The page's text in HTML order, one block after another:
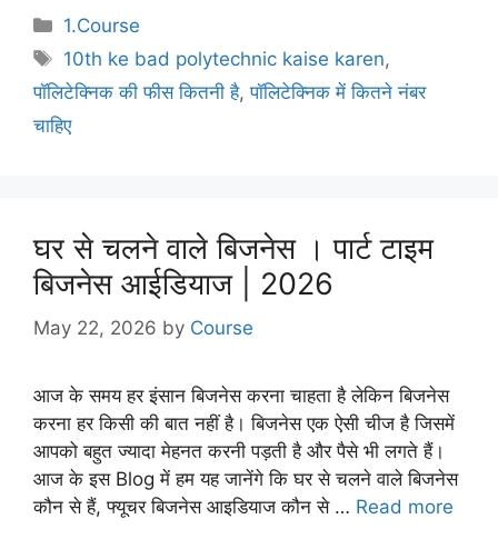
Categories
1.Course
Tags
10th ke bad polytechnic kaise karen,
पॉलिटेक्निक की फीस कितनी है,पॉलिटेक्निक में कितने नंबर
चाहिए
घर से चलने वाले बिजनेस । पार्ट टाइम
बिजनेस आईडियाज | 2026
May 22, 2026 by Course
आज के समय हर इंसान बिजनेस करना चाहता है लेकिन बिजनेस
करना हर किसी की बात नहीं है। बिजनेस एक ऐसी चीज है जिसमें
आपको बहुत ज्यादा मेहनत करनी पड़ती है और पैसे भी लगते हैं।
आज के इस Blog में हम यह जानेंगे कि घर से चलने वाले बिजनेस
कौन से हैं, फ्यूचर बिजनेस आइडियाज कौन से … Read more